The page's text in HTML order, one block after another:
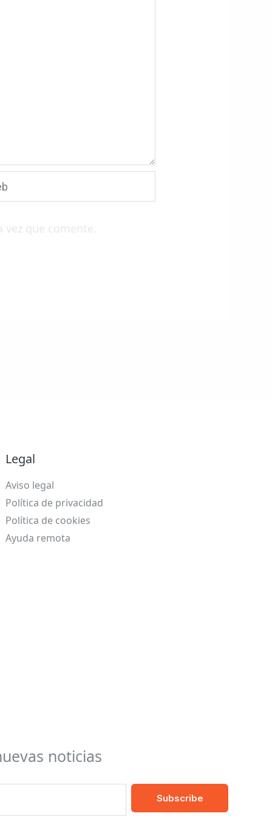
que comente.
Legal
Aviso legal
Política de privacidad
Política de cookies
Ayuda remota
noticias
Subscribe